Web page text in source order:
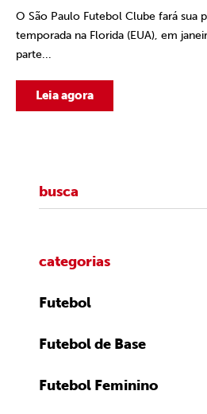
O São Paulo Futebol Clube fará sua
temporada na Florida (EUA), em
parte...
Leia agora
categorias
Futebol
Futebol de Base
Futebol Feminino